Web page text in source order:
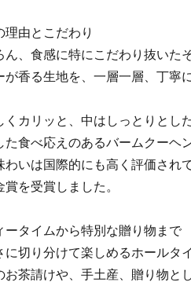
由とこだわり
ん、食感に特にこだわり抜いた
が香る生地を、一層一層、丁寧
くカリッと、中はしっとりとし
た食べ応えのあるバームクーヘ
わいは国際的にも高く評価され
賞を受賞しました。
タイムから特別な贈り物まで
に切り分けて楽しめるホールタ
お茶請けや、手土産、贈り物と